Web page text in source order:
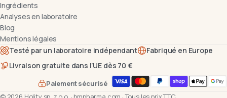
Ingrédients
Analyses en laboratoire
Blog
Mentions légales
Testé par un laboratoire indépendant
Fabriqué en Europe
Livraison gratuite dans l’UE dès 70 €
Paiement sécurisé